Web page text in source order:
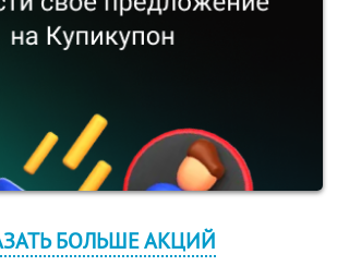
БОЛЬШЕ АКЦИЙ